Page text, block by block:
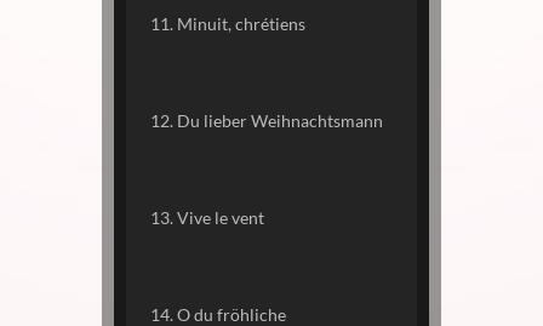
11. Minuit, chrétiens
12. Du lieber Weihnachtsmann
13. Vive le vent
14. O du fröhliche